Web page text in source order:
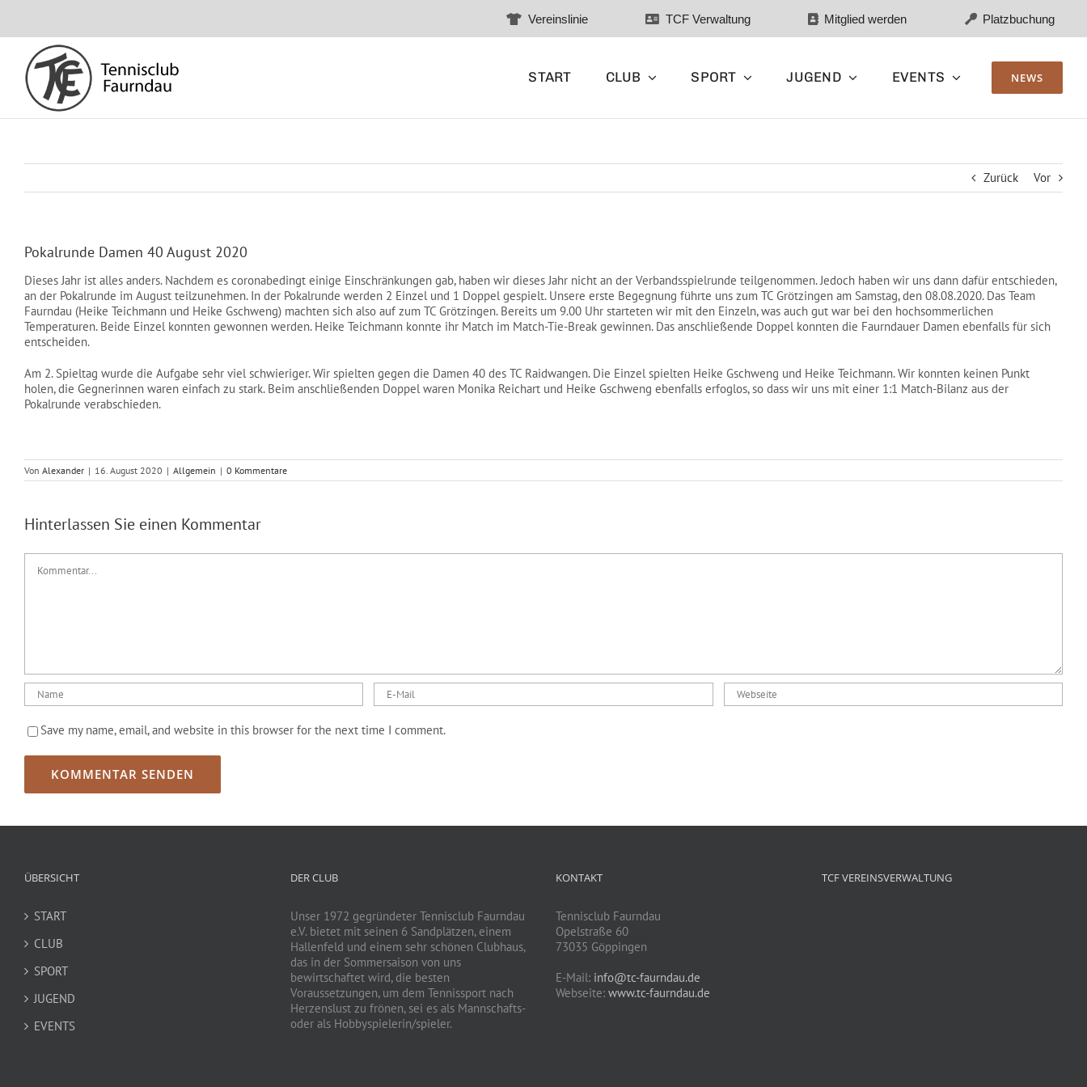
content
Vereinslinie TCF Verwaltung Mitglied werden Platzbuchung
START CLUB SPORT JUGEND EVENTS NEWS
Zurück Vor
Pokalrunde Damen 40 August 2020
Dieses Jahr ist alles anders. Nachdem es coronabedingt einige Einschränkungen gab, haben wir dieses Jahr nicht an der Verbandsspielrunde teilgenommen. Jedoch haben wir uns dann dafür entschieden,
an der Pokalrunde im August teilzunehmen. In der Pokalrunde werden 2 Einzel und 1 Doppel gespielt. Unsere erste Begegnung führte uns zum TC Grötzingen am Samstag, den 08.08.2020. Das Team
Faurndau (Heike Teichmann und Heike Gschweng) machten sich also auf zum TC Grötzingen. Bereits um 9.00 Uhr starteten wir mit den Einzeln, was auch gut war bei den hochsommerlichen
Temperaturen. Beide Einzel konnten gewonnen werden. Heike Teichmann konnte ihr Match im Match-Tie-Break gewinnen. Das anschließende Doppel konnten die Faurndauer Damen ebenfalls für sich
entscheiden.
Am 2. Spieltag wurde die Aufgabe sehr viel schwieriger. Wir spielten gegen die Damen 40 des TC Raidwangen. Die Einzel spielten Heike Gschweng und Heike Teichmann. Wir konnten keinen Punkt
holen, die Gegnerinnen waren einfach zu stark. Beim anschließenden Doppel waren Monika Reichart und Heike Gschweng ebenfalls erfoglos, so dass wir uns mit einer 1:1 Match-Bilanz aus der
Pokalrunde verabschieden.
Von Alexander | 16. August 2020 | Allgemein | 0 Kommentare
Hinterlassen Sie einen Kommentar
Save my name, email, and website in this browser for the next time I comment.
ÜBERSICHT
START
CLUB
SPORT
JUGEND
EVENTS
DER CLUB
Unser 1972 gegründeter Tennisclub Faurndau
e.V. bietet mit seinen 6 Sandplätzen, einem
Hallenfeld und einem sehr schönen Clubhaus,
das in der Sommersaison von uns
bewirtschaftet wird, die besten
Voraussetzungen, um dem Tennissport nach
Herzenslust zu frönen, sei es als Mannschafts-
oder als Hobbyspielerin/spieler.
KONTAKT
Tennisclub Faurndau
Opelstraße 60
73035 Göppingen
E-Mail: info@tc-faurndau.de
Webseite: www.tc-faurndau.de
TCF VEREINSVERWALTUNG